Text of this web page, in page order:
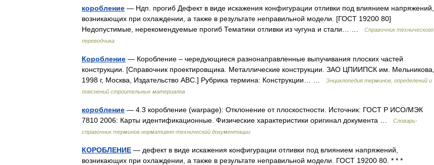
коробление — Ндп. прогиб Дефект в виде искажения конфигурации отливки под влиянием напряжений,
возникающих при охлаждении, а также в результате неправильной модели. [ГОСТ 19200 80]
Недопустимые, нерекомендуемые прогиб Тематики отливки из чугуна и стали… …
Справочник технического
переводчика
Коробление — Коробление – чередующиеся разнонаправленные выпучивания плоских частей
конструкции. [Справочник проектировщика. Металлические конструкции. ЗАО ЦПИИПСК им. Мельникова,
1998 г, Москва, Издательство АВС.] Рубрика термина: Конструкции… …
Энциклопедия терминов, определений и
пояснений строительных материалов
коробление — 4.3 коробление (warpage): Отклонение от плоскостности. Источник: ГОСТ Р ИСО/МЭК
7810 2006: Карты идентификационные. Физические характеристики оригинал документа …
Словарь-
справочник терминов нормативно-технической документации
КОРОБЛЕНИЕ — дефект в виде искажения конфигурации отливки под влиянием напряжений,
возникающих при охлаждении, а также в результате неправильной модели. ГОСТ 19200 80. * * *